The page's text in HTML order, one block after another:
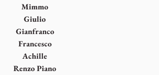
Mimmo
Paladino
Giulio
Paolini
Gianfranco
Pardi
Francesco
Parisi
Achille
Perilli
Renzo Piano